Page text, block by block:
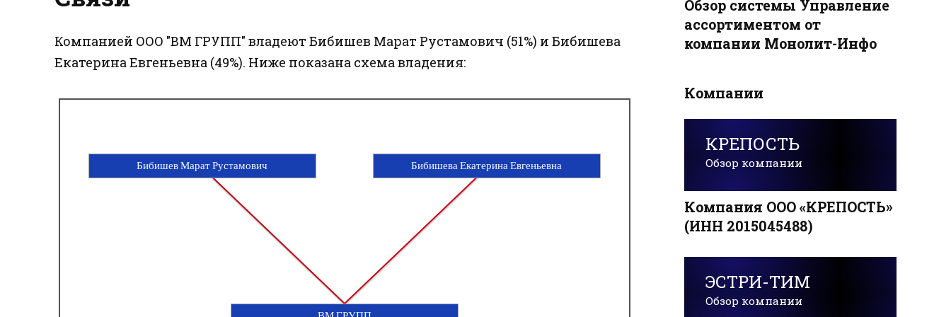
Компанией ООО "ВМ ГРУПП" владеют Бибишев Марат Рустамович (51%) и Бибишева
Екатерина Евгеньевна (49%). Ниже показана схема владения:
Бибишев Марат Рустамович Бибишева Екатерина Евгеньевна
Обзор системы Управление
ассортиментом от
компании Монолит-Инфо
Компании
КРЕПОСТЬ
Обзор компании
Компания ООО «КРЕПОСТЬ»
(ИНН 2015045488)
ЭСТРИ-ТИМ
Обзор компании